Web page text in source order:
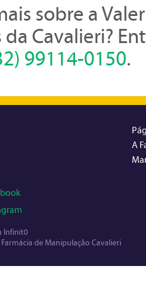
sobre a
Cavalieri?
99114-0150.
Infinit0
de Manipulação Cavalieri
A